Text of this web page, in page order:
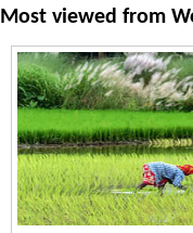
Most viewed from